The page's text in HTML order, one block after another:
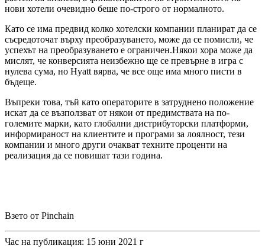
нови хотели очевидно беше по-строго от нормалното.
Като се има предвид колко хотелски компании планират да се
съсредоточат върху преобразуването, може да се помисли, че
успехът на преобразуването е ограничен.Някои хора може да
мислят, че конверсията неизбежно ще се превърне в игра с
нулева сума, но Hyatt вярва, че все още има много писти в
бъдеще.
Въпреки това, тъй като операторите в затруднено положение
искат да се възползват от някои от предимствата на по-
големите марки, като глобални дистрибуторски платформи,
информираност на клиентите и програми за лоялност, тези
компании и много други очакват техните проценти на
реализация да се повишат тази година.
Взето от Pinchain
Час на публикация: 15 юни 2021 г